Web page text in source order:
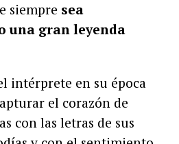
siempre sea
una gran leyenda
intérprete en su época
el corazón de
con las letras de sus